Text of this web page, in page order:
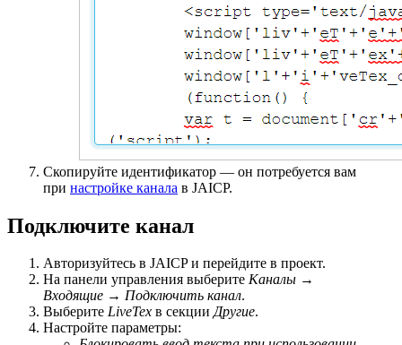
Скопируйте идентификатор — он потребуется вам
при настройке канала в JAICP.
Подключите канал
Авторизуйтесь в JAICP и перейдите в проект.
На панели управления выберите Каналы →
Входящие → Подключить канал.
Выберите LiveTex в секцииДругие.
Настройте параметры: